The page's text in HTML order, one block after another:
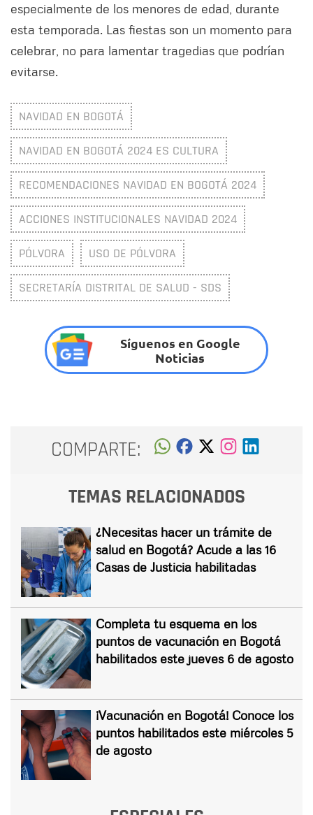
especialmente de los menores de edad, durante
esta temporada. Las fiestas son un momento para
celebrar, no para lamentar tragedias que podrían
evitarse.
NAVIDAD EN BOGOTÁ
NAVIDAD EN BOGOTÁ 2024 ES CULTURA
RECOMENDACIONES NAVIDAD EN BOGOTÁ 2024
ACCIONES INSTITUCIONALES NAVIDAD 2024
PÓLVORA USO DE PÓLVORA
SECRETARÍA DISTRITAL DE SALUD - SDS
Síguenos en Google
Noticias
COMPARTE:
TEMAS RELACIONADOS
¿Necesitas hacer un trámite de
salud en Bogotá? Acude a las 16
Casas de Justicia habilitadas
Completa tu esquema en los
puntos de vacunación en Bogotá
habilitados este jueves 6 de agosto
¡Vacunación en Bogotá! Conoce los
puntos habilitados este miércoles 5
de agosto